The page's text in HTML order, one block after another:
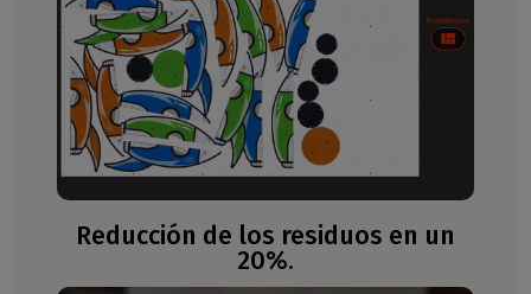
Reducción de los residuos en un
20%.